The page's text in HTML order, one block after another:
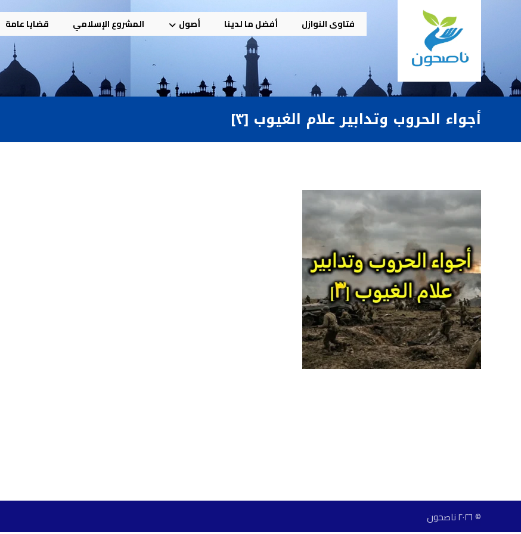
فتاوى النوازل أفضل ما لدينا أصول المشروع الإسلامي قضايا عامة
أجواء الحروب وتدابير علام الغيوب [٣]
© ٢٠٢٦ ناصحون